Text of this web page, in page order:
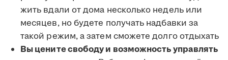
жить вдали от дома несколько недель или
месяцев, но будете получать надбавки за
такой режим, а затем сможете долго отдыхать
Вы цените свободу и возможность управлять